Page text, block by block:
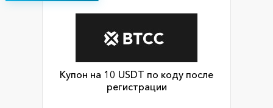
Купон на 10 USDT по коду после
регистрации